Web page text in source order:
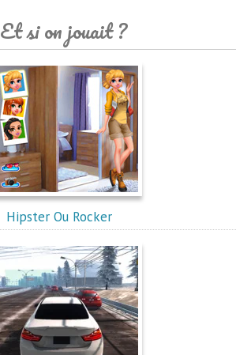
Et si on jouait ?
Hipster Ou Rocker